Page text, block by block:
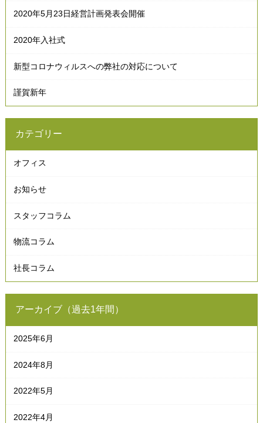
2020年5月23日経営計画発表会開催
2020年入社式
新型コロナウィルスへの弊社の対応について
謹賀新年
カテゴリー
オフィス
お知らせ
スタッフコラム
物流コラム
社長コラム
アーカイブ（過去1年間）
2025年6月
2024年8月
2022年5月
2022年4月